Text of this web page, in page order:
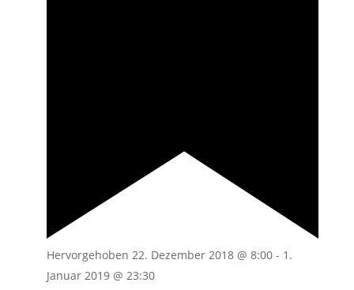
Hervorgehoben 22. Dezember 2018 @ 8:00- 1.
Januar 2019 @ 23:30